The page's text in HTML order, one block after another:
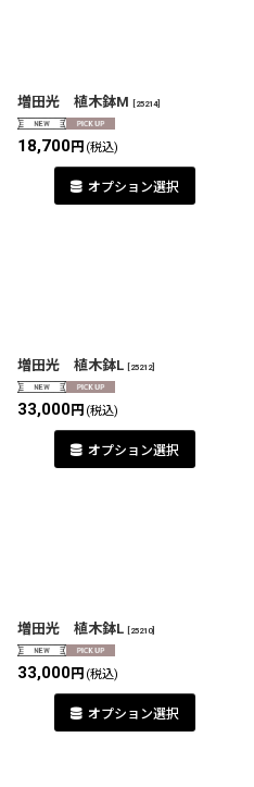
増田光 植木鉢M 25214]
18,700円 (税込)
オプション選択
増田光 植木鉢L 25212]
33,000円 (税込)
オプション選択
増田光 植木鉢L 25210]
33,000円 (税込)
オプション選択